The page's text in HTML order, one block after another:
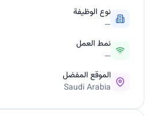
نوع الوظيفة
—
نمط العمل
—
الموقع المفضل
Saudi Arabia